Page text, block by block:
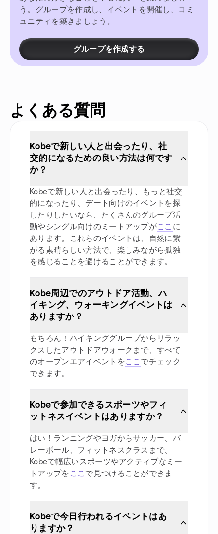
う。グループを作成し、イベントを開催し、コミ
ュニティを築きましょう。
グループを作成する
よくある質問
Kobeで新しい人と出会ったり、社
交的になるための良い方法は何です
か？
Kobeで新しい人と出会ったり、もっと社交
的になったり、デート向けのイベントを探
したりしたいなら、たくさんのグループ活
動やシングル向けのミートアップがここ に
あります。これらのイベントは、自然に繋
がる素晴らしい方法で、楽しみながら孤独
を感じることを避けることができます。
Kobe周辺でのアウトドア活動、ハ
イキング、ウォーキングイベントは
ありますか？
もちろん！ハイキンググループからリラッ
クスしたアウトドアウォークまで、すべて
のオープンエアイベントをここ でチェック
できます。
Kobeで参加できるスポーツやフィ
ットネスイベントはありますか？
はい！ランニングやヨガからサッカー、バ
レーボール、フィットネスクラスまで、
Kobeで幅広いスポーツやアクティブなミー
トアップを ここ で見つけることができま
す。
Kobeで今日行われるイベントはあ
りますか？